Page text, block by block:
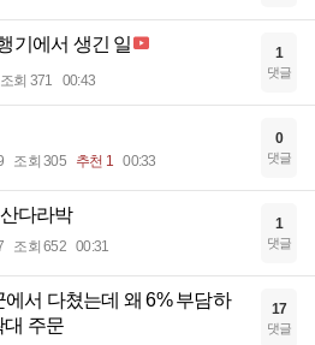
기에서 생긴 일
조회 371 00:43
1
댓글
조회 305 추천 1 00:33
0
댓글
다라박
조회 652 00:31
1
댓글
에서 다쳤는데 왜 6% 부담하
주문
17
댓글